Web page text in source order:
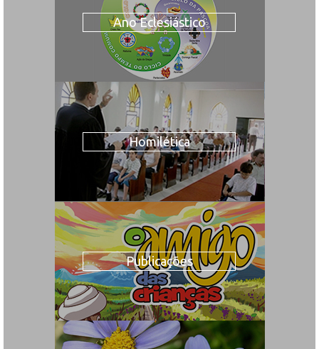
Ano Eclesiástico
Homilética
Publicações